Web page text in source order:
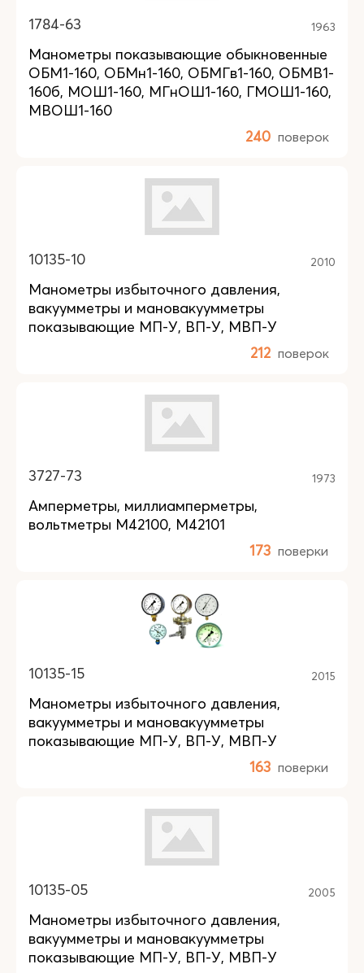
1784-63 1963
Манометры показывающие обыкновенные
ОБМ1-160, ОБМн1-160, ОБМГв1-160, ОБМВ1-
160б, МОШ1-160, МГнОШ1-160, ГМОШ1-160,
МВОШ1-160
240 поверок
10135-10 2010
Манометры избыточного давления,
вакуумметры и мановакуумметры
показывающие МП-У, ВП-У, МВП-У
212 поверок
3727-73 1973
Амперметры, миллиамперметры,
вольтметры М42100, М42101
173 поверки
10135-15 2015
Манометры избыточного давления,
вакуумметры и мановакуумметры
показывающие МП-У, ВП-У, МВП-У
163 поверки
10135-05 2005
Манометры избыточного давления,
вакуумметры и мановакуумметры
показывающие МП-У, ВП-У, МВП-У